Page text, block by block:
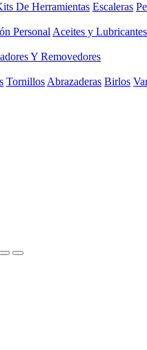
De Herramientas Escaleras
Personal Aceites y Lubricantes
Y Removedores
Tornillos Abrazaderas Birlos